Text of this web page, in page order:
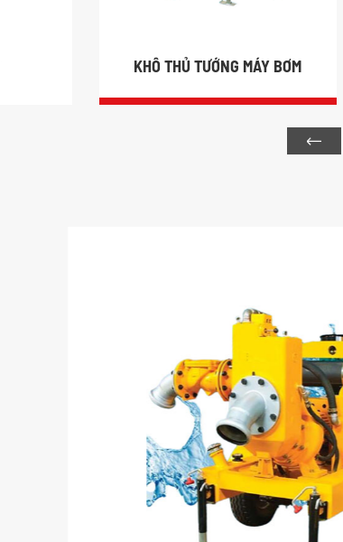
KHÔ THỦ TƯỚNG MÁY BƠM
